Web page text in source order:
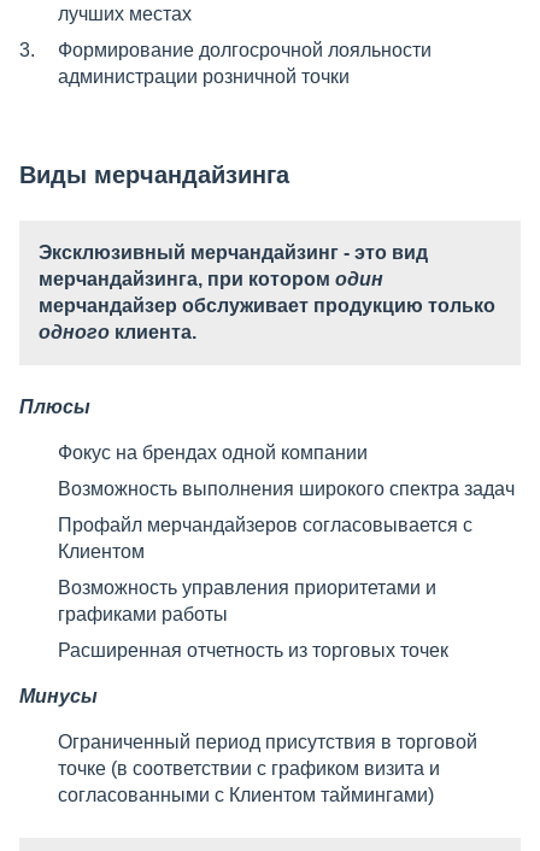
лучших местах
Формирование долгосрочной лояльности
администрации розничной точки
Виды мерчандайзинга
Эксклюзивный мерчандайзинг - это вид
мерчандайзинга, при котором один
мерчандайзер обслуживает продукцию только
одного клиента.
Плюсы
Фокус на брендах одной компании
Возможность выполнения широкого спектра задач
Профайл мерчандайзеров согласовывается с
Клиентом
Возможность управления приоритетами и
графиками работы
Расширенная отчетность из торговых точек
Минусы
Ограниченный период присутствия в торговой
точке (в соответствии с графиком визита и
согласованными с Клиентом таймингами)